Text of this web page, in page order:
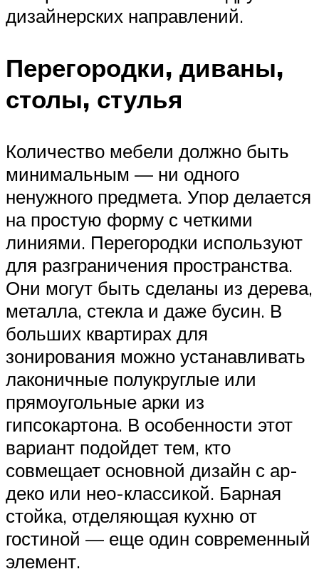
дизайнерских направлений.
Перегородки, диваны,
столы, стулья
Количество мебели должно быть
минимальным — ни одного
ненужного предмета. Упор делается
на простую форму с четкими
линиями. Перегородки используют
для разграничения пространства.
Они могут быть сделаны из дерева,
металла, стекла и даже бусин. В
больших квартирах для
зонирования можно устанавливать
лаконичные полукруглые или
прямоугольные арки из
гипсокартона. В особенности этот
вариант подойдет тем, кто
совмещает основной дизайн с ар-
деко или нео-классикой. Барная
стойка, отделяющая кухню от
гостиной — еще один современный
элемент.